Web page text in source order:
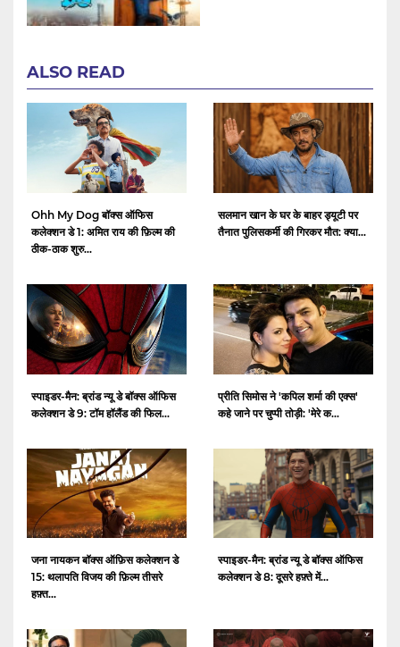
ALSO READ
Ohh My Dog बॉक्स ऑफिस
कलेक्शन डे 1: अमित राय की फ़िल्म की
ठीक-ठाक शुरु...
सलमान खान के घर के बाहर ड्यूटी पर
तैनात पुलिसकर्मी की गिरकर मौत: क्या...
स्पाइडर-मैन: ब्रांड न्यू डे बॉक्स ऑफिस
कलेक्शन डे 9: टॉम हॉलैंड की फिल...
प्रीति सिमोस ने 'कपिल शर्मा की एक्स'
कहे जाने पर चुप्पी तोड़ी: 'मेरे क...
जना नायकन बॉक्स ऑफ़िस कलेक्शन डे
15: थलापति विजय की फ़िल्म तीसरे
हफ़्त...
स्पाइडर-मैन: ब्रांड न्यू डे बॉक्स ऑफिस
कलेक्शन डे 8: दूसरे हफ़्ते में...